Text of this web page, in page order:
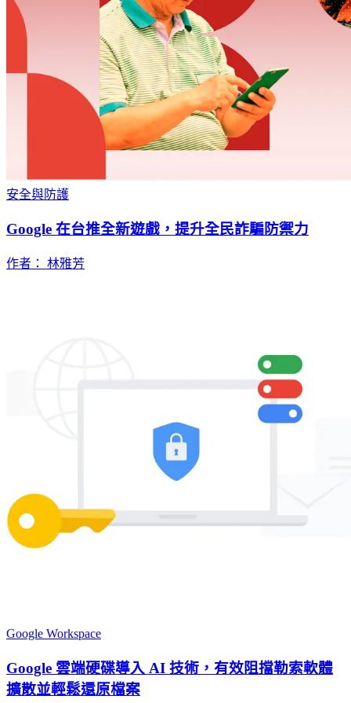
安全與防護
Google 在台推全新遊戲，提升全民詐騙防禦力
作者： 林雅芳
Google Workspace
Google 雲端硬碟導入 AI 技術，有效阻擋勒索軟體
擴散並輕鬆還原檔案